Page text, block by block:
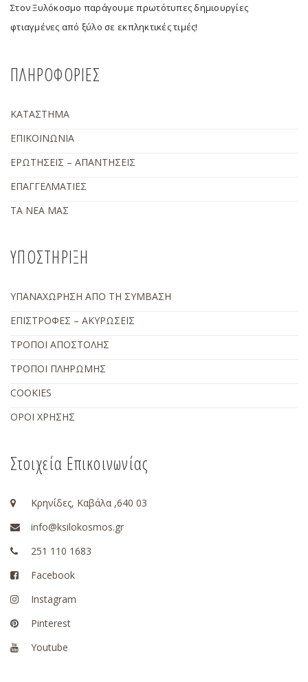
Στον Ξυλόκοσμο παράγουμε πρωτότυπες δημιουργίες
φτιαγμένες από ξύλο σε εκπληκτικές τιμές!
ΠΛΗΡΟΦΟΡΙΕΣ
ΚΑΤΑΣΤΗΜΑ
ΕΠΙΚΟΙΝΩΝΙΑ
ΕΡΩΤΗΣΕΙΣ – ΑΠΑΝΤΗΣΕΙΣ
ΕΠΑΓΓΕΛΜΑΤΙΕΣ
ΤΑ ΝΕΑ ΜΑΣ
ΥΠΟΣΤΗΡΙΞΗ
ΥΠΑΝΑΧΩΡΗΣΗ ΑΠΟ ΤΗ ΣΥΜΒΑΣΗ
ΕΠΙΣΤΡΟΦΕΣ – ΑΚΥΡΩΣΕΙΣ
ΤΡΟΠΟΙ ΑΠΟΣΤΟΛΗΣ
ΤΡΟΠΟΙ ΠΛΗΡΩΜΗΣ
COOKIES
ΟΡΟΙ ΧΡΗΣΗΣ
Στοιχεία Επικοινωνίας
Κρηνίδες, Καβάλα ,640 03
info@ksilokosmos.gr
251 110 1683
Facebook
Instagram
Pinterest
Youtube